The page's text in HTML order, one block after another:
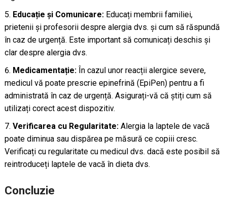
Educație și Comunicare:Educați membrii familiei,
prietenii și profesorii despre alergia dvs. și cum să răspundă
în caz de urgență. Este important să comunicați deschis și
clar despre alergia dvs.
Medicamentație:În cazul unor reacții alergice severe,
medicul vă poate prescrie epinefrină (EpiPen) pentru a fi
administrată în caz de urgență. Asigurați-vă că știți cum să
utilizați corect acest dispozitiv.
Verificarea cu Regularitate:Alergia la laptele de vacă
poate diminua sau dispărea pe măsură ce copiii cresc.
Verificați cu regularitate cu medicul dvs. dacă este posibil să
reintroduceți laptele de vacă în dieta dvs.
Concluzie